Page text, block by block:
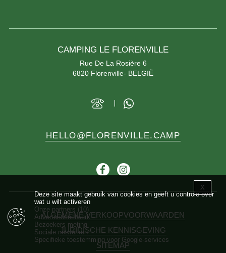
Deze site maakt gebruik van cookies en geeft u controle over
wat u wilt activeren
Onze partners (10)
Advertentienetwerk
Bezoekers meting
Sociale netwerken
Specifieke toestemming voor Google-services
X
CAMPING LE FLORENVILLE
Rue De La Rosière 6
6820 Florenville- BELGIË
HELLO@FLORENVILLE.CAMP
ALGEMENE VERKOOPVOORWAARDEN
JURIDISCHE KENNISGEVING
SITEMAP